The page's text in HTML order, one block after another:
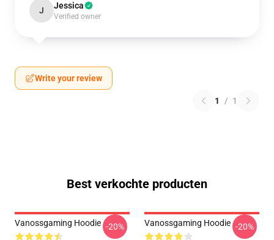
J Jessica
Verified owner
Write your review
1 / 1
Best verkochte producten
Vanossgaming Hoodie -20% Vanossgaming Hoodie -20%